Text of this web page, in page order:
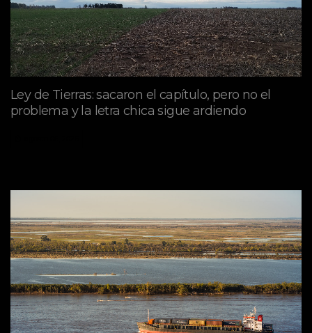
Ley de Tierras: sacaron el capítulo, pero no el
problema y la letra chica sigue ardiendo